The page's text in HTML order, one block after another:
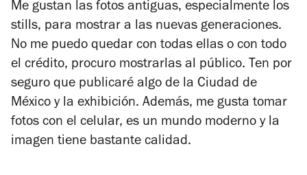
Me gustan las fotos antiguas, especialmente los
stills, para mostrar a las nuevas generaciones.
No me puedo quedar con todas ellas o con todo
el crédito, procuro mostrarlas al público. Ten por
seguro que publicaré algo de la Ciudad de
México y la exhibición. Además, me gusta tomar
fotos con el celular, es un mundo moderno y la
imagen tiene bastante calidad.